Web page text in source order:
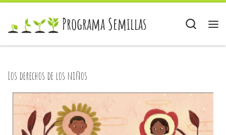
Skip to contentPrograma Semillas
Los derechos de los niños